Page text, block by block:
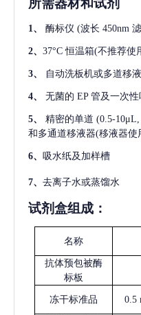
1、 酶标仪 (波长 450nm
2、 37°C 恒温箱(不推荐使
3、 自动洗板机或多道移
4、 无菌的 EP 管及一次
5、 精密的单道 (0.5-
和多通道移液器(移液器使
6、 吸水纸及加样槽
7、 去离子水或蒸馏水
试剂盒组成：
名称
抗体预包被酶
标板
冻干标准品 0.5